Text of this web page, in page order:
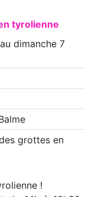
tyrolienne
au dimanche 7
grottes en
!